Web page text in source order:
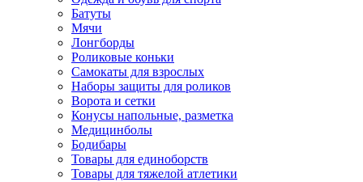
Батуты
Мячи
Лонгборды
Роликовые коньки
Самокаты для взрослых
Наборы защиты для роликов
Ворота и сетки
Конусы напольные, разметка
Медицинболы
Бодибары
Товары для единоборств
Товары для тяжелой атлетики